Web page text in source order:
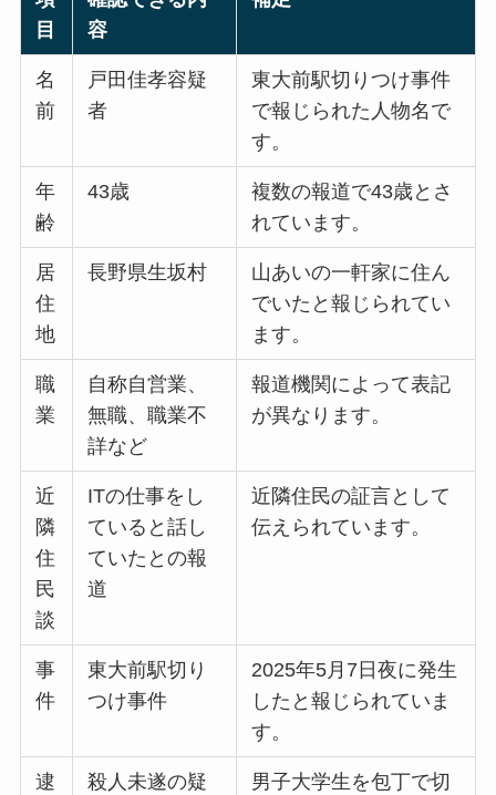
目
容
名
前
戸田佳孝容疑
者
東大前駅切りつけ事件
で報じられた人物名で
す。
年
齢
43歳
複数の報道で43歳とさ
れています。
居
住
地
長野県生坂村
山あいの一軒家に住ん
でいたと報じられてい
ます。
職
業
自称自営業、
無職、職業不
詳など
報道機関によって表記
が異なります。
近
隣
住
民
談
ITの仕事をし
ていると話し
ていたとの報
道
近隣住民の証言として
伝えられています。
事
件
東大前駅切り
つけ事件
2025年5月7日夜に発生
したと報じられていま
す。
逮
殺人未遂の疑
男子大学生を包丁で切